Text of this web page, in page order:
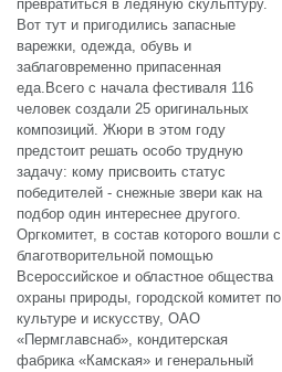
превратиться в ледяную скульптуру.
Вот тут и пригодились запасные
варежки, одежда, обувь и
заблаговременно припасенная
еда.Всего с начала фестиваля 116
человек создали 25 оригинальных
композиций. Жюри в этом году
предстоит решать особо трудную
задачу: кому присвоить статус
победителей - снежные звери как на
подбор один интереснее другого.
Оргкомитет, в состав которого вошли с
благотворительной помощью
Всероссийское и областное общества
охраны природы, городской комитет по
культуре и искусству, ОАО
«Пермглавснаб», кондитерская
фабрика «Камская» и генеральный